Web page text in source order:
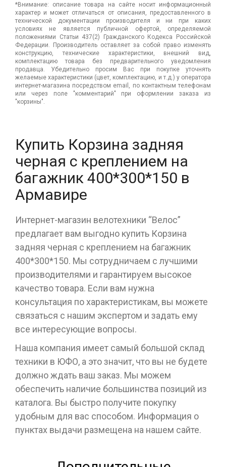
*Внимание: описание товара на сайте носит информационный
характер и может отличаться от описания, предоставленного в
технической документации производителя и ни при каких
условиях не является публичной офертой, определяемой
положениями Статьи 437(2) Гражданского Кодекса Российской
Федерации. Производитель оставляет за собой право изменять
конструкцию, технические характеристики, внешний вид,
комплектацию товара без предварительного уведомления
продавца. Убедительно просим Вас при покупке уточнять
желаемые характеристики (цвет, комплектацию, и т.д.) у оператора
интернет-магазина посредством email, по контактным телефонам
или через поле "комментарий" при оформлении заказа из
"корзины".
Купить Корзина задняя
черная с креплением на
багажник 400*300*150 в
Армавире
Интернет-магазин велотехники “Велос”
предлагает вам выгодно купить Корзина
задняя черная с креплением на багажник
400*300*150. Мы сотрудничаем с лучшими
производителями и гарантируем высокое
качество товара. Если вам нужна
консультация по характеристикам, вы можете
связаться с нашим экспертом и задать ему
все интересующие вопросы.
Наша компания имеет самый большой склад
техники в ЮФО, а это значит, что вы не будете
должно ждать ваш заказ. Мы можем
обеспечить наличие большинства позиций из
каталога. Вы быстро получите покупку
удобным для вас способом. Информация о
пунктах выдачи размещена на нашем сайте.